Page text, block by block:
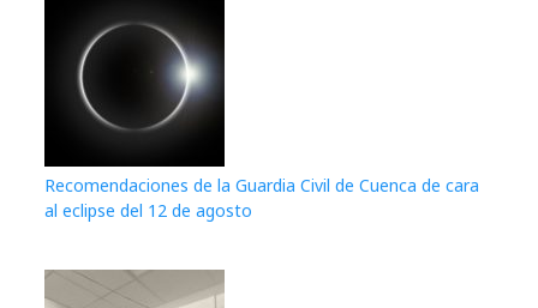
Recomendaciones de la Guardia Civil de Cuenca de cara
al eclipse del 12 de agosto